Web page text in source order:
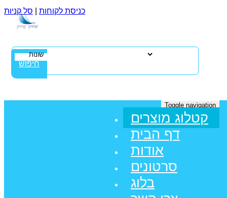
כניסת לקוחות סל קניות
חיפוש
Toggle navigation
קטלוג מוצרים
דף הבית
אודות
סרטונים
בלוג